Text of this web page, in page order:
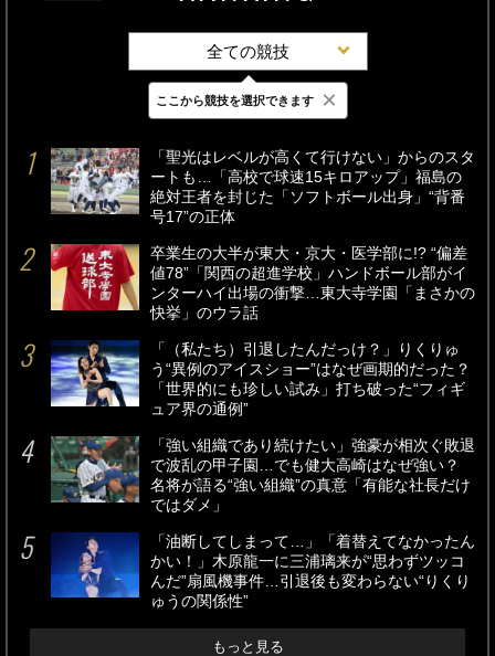
全ての競技
最新 24時間 週間
「聖光はレベルが高くて行けない」からのスタ
ートも…「高校で球速15キロアップ」福島の
絶対王者を封じた「ソフトボール出身」“背番
号17”の正体
卒業生の大半が東大・京大・医学部に!? “偏差
値78”「関西の超進学校」ハンドボール部がイ
ンターハイ出場の衝撃…東大寺学園「まさかの
快挙」のウラ話
「（私たち）引退したんだっけ？」りくりゅ
う“異例のアイスショー”はなぜ画期的だった？
「世界的にも珍しい試み」打ち破った“フィギ
ュア界の通例”
「強い組織であり続けたい」強豪が相次ぐ敗退
で波乱の甲子園…でも健大高崎はなぜ強い？
名将が語る“強い組織”の真意「有能な社長だけ
ではダメ」
「油断してしまって…」「着替えてなかったん
かい！」木原龍一に三浦璃来が“思わずツッコ
んだ”扇風機事件…引退後も変わらない“りくり
ゅうの関係性”
もっと見る
ここから競技を選択できます ×